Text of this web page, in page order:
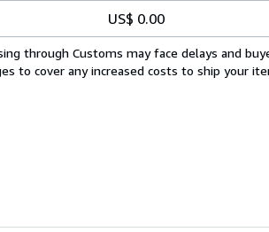
US$ 0.00
through Customs may face delays and
to cover any increased costs to ship your